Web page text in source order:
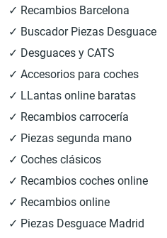
✓ Recambios Barcelona
✓ Buscador Piezas Desguace
✓ Desguaces y CATS
✓ Accesorios para coches
✓ LLantas online baratas
✓ Recambios carrocería
✓ Piezas segunda mano
✓ Coches clásicos
✓ Recambios coches online
✓ Recambios online
✓ Piezas Desguace Madrid